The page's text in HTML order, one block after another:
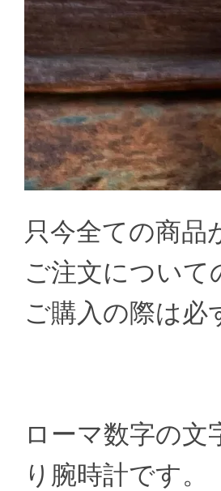
只今全ての商品
ご注文について
ご購入の際は必
ローマ数字の
り腕時計です。